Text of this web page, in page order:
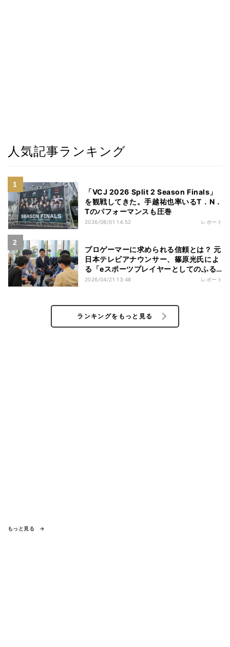
人気記事ランキング
「VCJ 2026 Split 2 Season Finals」
を観戦してきた。手越祐也率いるT．N．
Tのパフォーマンスも圧巻
2026/08/01 14:52 レポート
プロゲーマーに求められる信頼とは？ 元
日本テレビアナウンサー、篠原光氏によ
る「eスポーツプレイヤーとしてのふる
まい研修」に参加してみた
2026/04/21 13:48 レポート
ランキングをもっと見る
もっと見る